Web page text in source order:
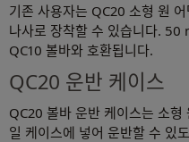
기존 사용자는 QC20 소형 원
나사로 장착할 수 있습니다. 50
QC10 볼바와 호환됩니다.
QC20 운반 케이스
QC20 볼바 운반 케이스는 소형
일 케이스에 넣어 운반할 수 있